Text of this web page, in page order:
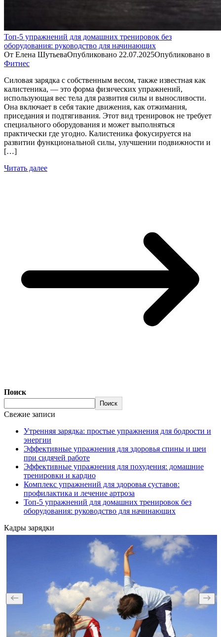
Топ-5 упражнений для домашних тренировок без
оборудования: руководство для начинающих
От Елена ШутьеваОпубликовано 22.07.2025Опубликовано в
Фитнес
Силовая зарядка с собственным весом, также известная как
калистеника, — это форма физических упражнений,
использующая вес тела для развития силы и выносливости.
Она включает в себя такие движения, как отжимания,
приседания и подтягивания. Этот вид тренировок не требует
специального оборудования и может выполняться
практически где угодно. Калистеника фокусируется на
развитии функциональной силы, улучшении подвижности и
[…]
Читать далее
Поиск
Поиск
Свежие записи
Утренняя зарядка: простые упражнения для бодрости и
энергии
Эффективные упражнения для здоровья спины и шеи
при сидячей работе
Эффективные упражнения для похудения: домашние
тренировки и кардио
Комплекс упражнений для здоровья суставов:
профилактика и лечение артроза
Топ-5 упражнений для домашних тренировок без
оборудования: руководство для начинающих
Кадры зарядки